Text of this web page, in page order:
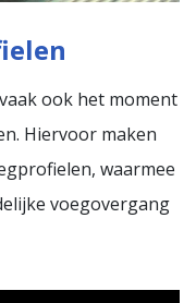
ook het moment
Hiervoor maken
waarmee
voegovergang